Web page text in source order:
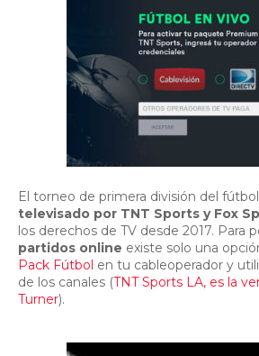
El torneo de primera división del
televisado por TNT Sports y Fox
los derechos de TV desde 2017. Para
partidos online existe solo una
Pack Fútbol en tu cableoperador y
de los canales (TNT Sports LA, es la
Turner).